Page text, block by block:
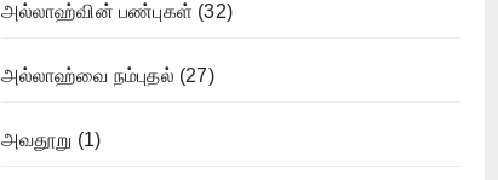
அல்லாஹ்வின் பண்புகள் (32)
அல்லாஹ்வை நம்புதல் (27)
அவதூறு (1)